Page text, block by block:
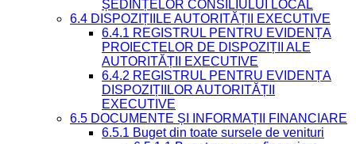
ȘEDINȚELOR CONSILIULUI LOCAL
6.4 DISPOZIȚIILE AUTORITĂȚII EXECUTIVE
6.4.1 REGISTRUL PENTRU EVIDENȚA
PROIECTELOR DE DISPOZIȚII ALE
AUTORITĂȚII EXECUTIVE
6.4.2 REGISTRUL PENTRU EVIDENȚA
DISPOZIȚIILOR AUTORITĂȚII
EXECUTIVE
6.5 DOCUMENTE ȘI INFORMAȚII FINANCIARE
6.5.1 Buget din toate sursele de venituri